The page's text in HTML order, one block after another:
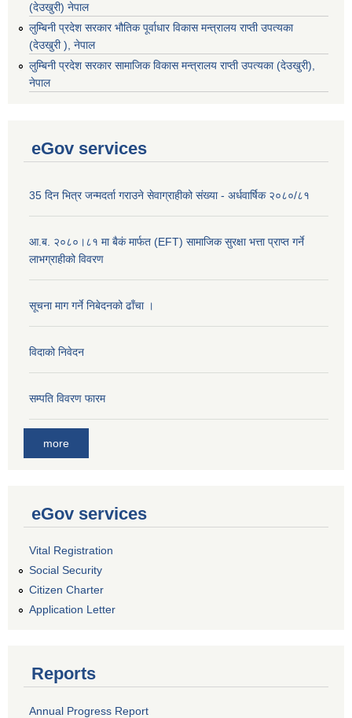
(देउखुरी) नेपाल
लुम्बिनी प्रदेश सरकार भौतिक पूर्वाधार विकास मन्त्रालय राप्ती उपत्यका
(देउखुरी ), नेपाल
‌लुम्बिनी प्रदेश सरकार सामाजिक विकास मन्‍‍त्रालय राप्ती उपत्यका (देउखुरी),
नेपाल
eGov services
35 दिन भित्र जन्मदर्ता गराउने सेवाग्राहीको संख्या - अर्धवार्षिक २०८०/८१
आ.ब. २०८०।८१ मा बैकं मार्फत (EFT) सामाजिक सुरक्षा भत्ता प्राप्त गर्ने
लाभग्राहीको विवरण
सूचना माग गर्ने निबेदनको ढाँचा ।
विदाको निवेदन
सम्पति विवरण फारम
more
eGov services
Vital Registration
Social Security
Citizen Charter
Application Letter
Reports
Annual Progress Report